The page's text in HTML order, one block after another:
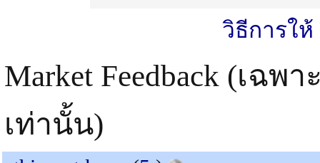
วิธีการให้
Market Feedback (เฉ
เท่านั้น)